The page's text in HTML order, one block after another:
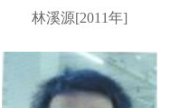
林溪源[2011年]